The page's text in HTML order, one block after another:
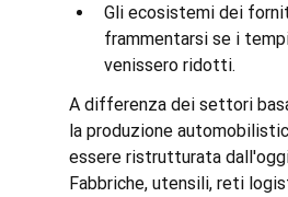
Gli ecosistemi dei
frammentarsi se i
venissero ridotti.
A differenza dei settori
la produzione
essere ristrutturata
Fabbriche, utensili, reti